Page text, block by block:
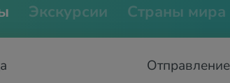
Экскурсии Страны мира
Отправление